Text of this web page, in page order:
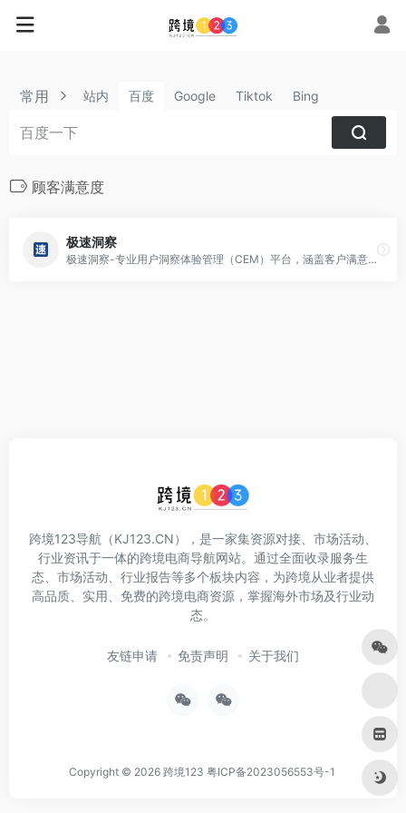
常用 站内 百度 Google Tiktok Bing
顾客满意度
极速洞察
极速洞察-专业用户洞察体验管理（CEM）平台，涵盖客户满意度调查系统、市场问卷调查系统、用户行为分析系统等有效提升顾客满意度。作为以技术驱动市场洞察的践行者，极速洞察致力于打造完善的用户体验管理服务体系。并推出品牌体验、产品体验、服务体验和员工体验四大体验管理产品矩阵，为企业提供全流程用户体验管理解决方案。
跨境123导航（KJ123.CN），是一家集资源对接、市场活动、
行业资讯于一体的跨境电商导航网站。通过全面收录服务生
态、市场活动、行业报告等多个板块内容，为跨境从业者提供
高品质、实用、免费的跨境电商资源，掌握海外市场及行业动
态。
友链申请 免责声明 关于我们
Copyright © 2026 跨境123 粤ICP备2023056553号-1